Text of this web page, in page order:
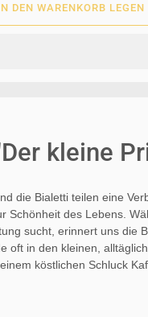
DEN WARENKORB LEGEN
kleine
die Bialetti teilen eine
Schönheit des Lebens.
sucht, erinnert uns die
oft in den kleinen,
köstlichen Schluck